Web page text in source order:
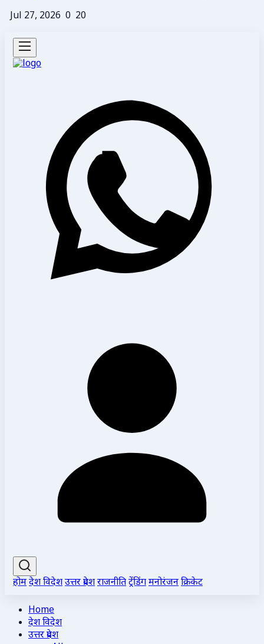
Jul 27, 2026 0 20
होमदेश विदेशउत्तर प्रदेशराजनीतिट्रेंडिंगमनोरंजनक्रिकेट
Home
देश विदेश
उत्तर प्रदेश